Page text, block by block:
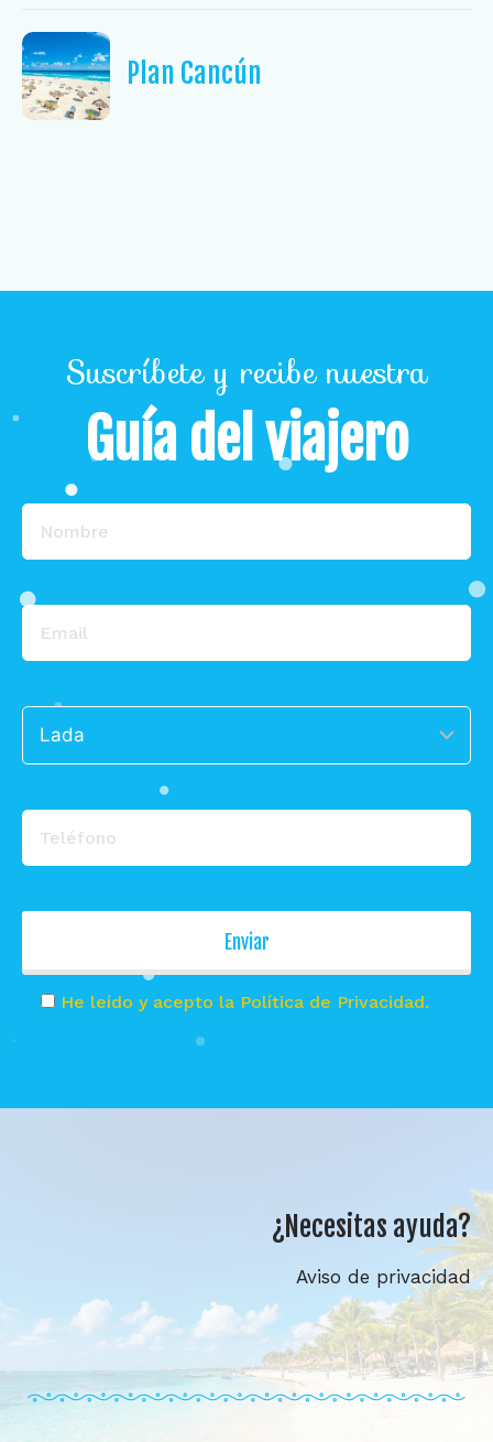
Plan Cancún
Suscríbete y recibe nuestra
Guía del viajero
He leído y acepto la Política de Privacidad.
¿Necesitas ayuda?
Aviso de privacidad